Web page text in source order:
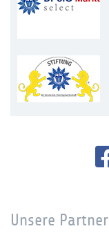
Unsere Partner